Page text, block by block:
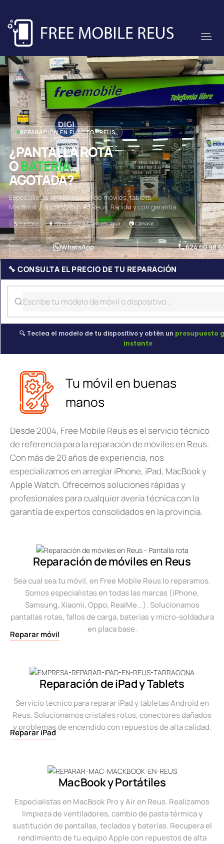
REPARACIÓN EN EL ACTO · REUS
¿PANTALLA ROTA
OBATERÍA
AGOTADA?
Especialistas en reparación de móviles, tablets,
MacBook y Apple Watch en Reus. Rápido y con garantía.
🔧 Pantallas 🔋 Baterías 💧 Daño por agua 📷 Cámaras
WhatsApp 624 60 98
🔧 CONSULTA EL PRECIO DE TU REPARACIÓN
🔍 Teclea el modelo de tu dispositivo y obtén un presupuesto
instante
Tu móvil en buenas
manos
Desde 2004, Free Mobile Reus es el servicio técnico
de referencia para la reparación de móviles en Reus.
Con más de 20 años de experiencia, nos
especializamos en arreglar iPhone, iPad, MacBook y
Apple Watch. Ofrecemos soluciones rápidas y
profesionales para cualquier avería técnica con la
garantía de expertos consolidados en la provincia.
Reparación de móviles en Reus
Sea cual sea tu móvil, en Free Mobile Reus lo reparamos.
Somos especialistas en todas las marcas (iPhone,
Samsung, Xiaomi, Oppo, RealMe...). Solucionamos
pantallas rotas, fallos de carga, baterías y micro-soldadura
en placa base.
Reparar móvil
Reparación de iPad y Tablets
Servicio técnico para reparar iPad y tabletas Android en
Reus. Solucionamos cristales rotos, conectores dañados
y problemas de encendido con repuestos de alta calidad.
Reparar iPad
MacBook y Portátiles
Especialistas en MacBook Pro y Air en Reus. Realizamos
limpieza de ventiladores, cambio de pasta térmica y
sustitución de pantallas, teclados y baterías. Recupera el
rendimiento de tu equipo Apple con repuestos de alta